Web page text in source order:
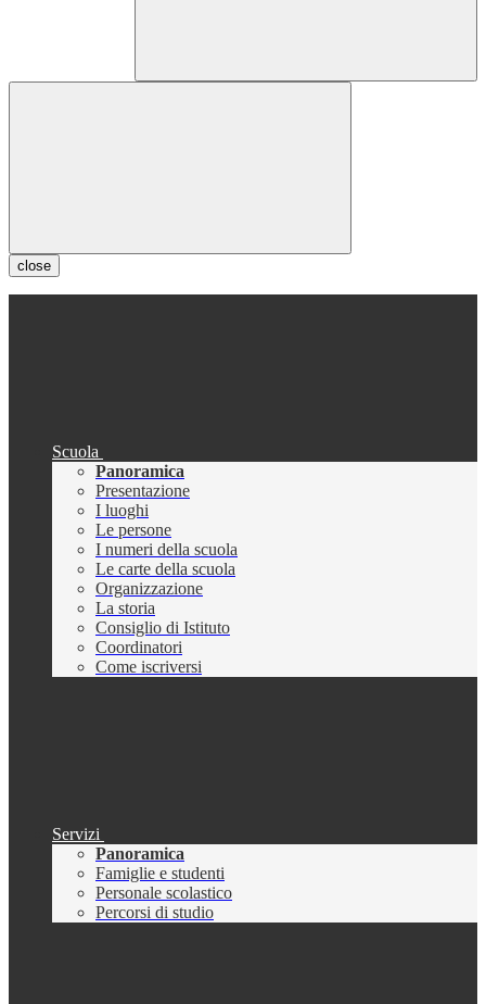
close
Scuola
Panoramica
Presentazione
I luoghi
Le persone
I numeri della scuola
Le carte della scuola
Organizzazione
La storia
Consiglio di Istituto
Coordinatori
Come iscriversi
Servizi
Panoramica
Famiglie e studenti
Personale scolastico
Percorsi di studio